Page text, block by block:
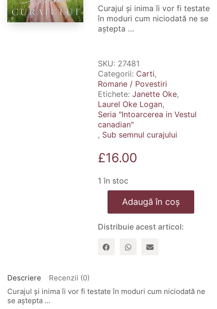
Curajul și inima îi vor fi testate
în moduri cum niciodată ne se
aștepta …
SKU: 27481
Categorii: Carti,
Romane / Povestiri
Etichete: Janette Oke,
Laurel Oke Logan,
Seria "Intoarcerea in Vestul
canadian"
, Sub semnul curajului
£16.00
1 în stoc
Cantitate
semnul
curajului.
Seria
in
1
Adaugă în coș
Distribuie acest articol:
Descriere
Recenzii (0)
Curajul și inima îi vor fi testate în moduri cum niciodată ne
se aștepta …